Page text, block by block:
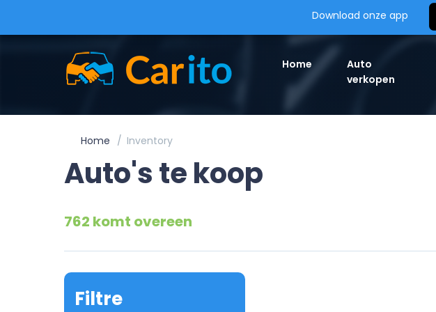
Download onze app
Home
Auto
verkopen
Home Inventory
Auto's te koop
762 komt overeen
Filtre